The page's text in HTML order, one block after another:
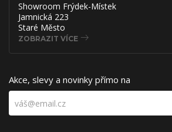
Showroom Frýdek-Místek
Jamnická 223
Staré Město
ZOBRAZIT VÍCE
Akce, slevy a novinky přímo na